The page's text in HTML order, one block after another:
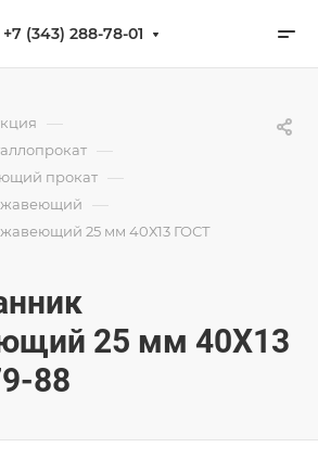
+7 (343) 288-78-01
—
—
прокат —
—
25 мм 40Х13 ГОСТ
25 мм 40Х13
88